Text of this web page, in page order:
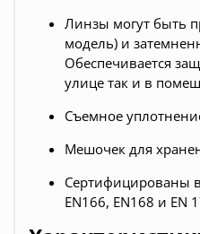
Линзы могут быть
модель) и
Обеспечивается
улице так и в
Съемное
Мешочек для
Сертифицированы
EN166, EN168 и EN